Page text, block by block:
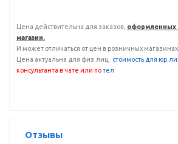
Цена действительна для заказов, оформленных
магазин.
И может отличаться от цен в розничных магазинах
Цена актуальна для физ.лиц,
стоимость для
консультанта в чате или потел
Отзывы